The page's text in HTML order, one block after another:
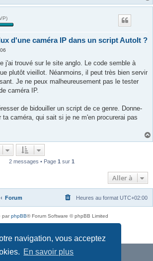
navigation, vous acceptez
En savoir plus
d'une caméra IP dans un script AutoIt ?
j'ai trouvé sur le site anglo. Le code semble à
plutôt vieillot. Néanmoins, il peut très bien servir
Je ne peux malheureusement pas le tester
caméra IP.
de bidouiller un script de ce genre. Donne-
ta caméra, qui sait si je ne m'en procurerai pas
2 messages • Page 1 sur 1
Aller à
Forum Heures au format UTC+02:00
parphpBB® Forum Software © phpBB Limited
Traduit parphpBB-fr.com